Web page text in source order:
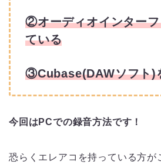
②オーディオインター
ている
③Cubase(DAWソフト)
今回はPCでの録音方法です！
恐らくエレアコを持っている方が